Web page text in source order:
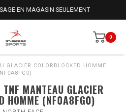
EN MAGASIN SEULEMENT
0
GLACIER COLORBLOCKED HOMME
MANTEAU GLACIER
HOMME (NF0A8FG0)